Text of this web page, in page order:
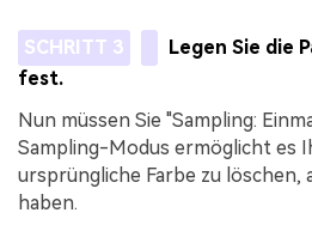
SCHRITT 3
Legen Sie die
fest.
Nun müssen Sie "Sampling:
Sampling-Modus ermöglicht es
ursprüngliche Farbe zu löschen,
haben.